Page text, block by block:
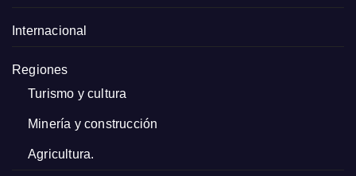
Internacional
Regiones
Turismo y cultura
Minería y construcción
Agricultura.